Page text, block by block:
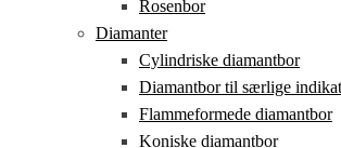
Rosenbor
Diamanter
Cylindriske diamantbor
Diamantbor til særlige
Flammeformede diamantbor
Koniske diamantbor